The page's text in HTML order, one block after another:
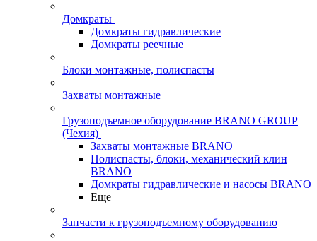
Домкраты
Домкраты гидравлические
Домкраты реечные
Блоки монтажные, полиспасты
Захваты монтажные
Грузоподъемное оборудование BRANO GROUP
(Чехия)
Захваты монтажные BRANO
Полиспасты, блоки, механический клин
BRANO
Домкраты гидравлические и насосы BRANO
Еще
Запчасти к грузоподъемному оборудованию